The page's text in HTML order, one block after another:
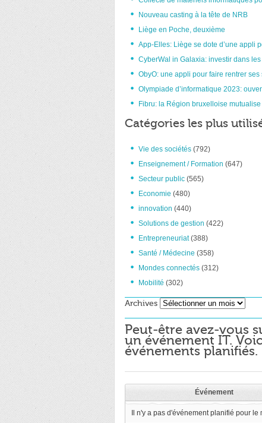
Nouveau casting à la tête de NRB
Liège en Poche, deuxième
App-Elles: Liège se dote d’une appli
CyberWal in Galaxia: investir dans
ObyO: une appli pour faire rentrer
Olympiade d’informatique 2023:
Fibru: la Région bruxelloise
Catégories les plus
Vie des sociétés (792)
Enseignement / Formation (647)
Secteur public (565)
Economie (480)
innovation (440)
Solutions de gestion (422)
Entrepreneuriat(388)
Santé / Médecine (358)
Mondes connectés (312)
Mobilité (302)
Archives Archives
Peut-être avez-vous
un événement IT.
événements planifiés.
Événement
Il n'y a pas d'événement planifié pour le